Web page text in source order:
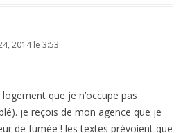
2014 le 3:53
que je n’occupe pas
je reçois de mon agence que je
de fumée ! les textes prévoient que